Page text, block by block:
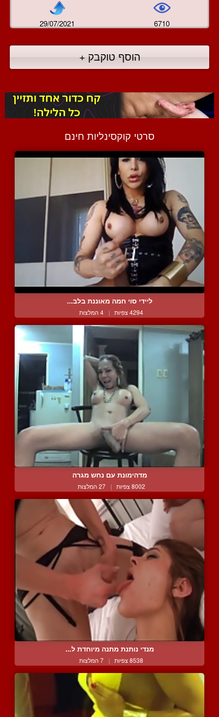
29/07/2021 6710
הוסף טוקבק +
סרטי קוקסינליות חינם
ליידי סוי חמה מאוננת בלב...
4294 צפיות | 4 המלצות
מדהימונת עם נחש מגרה
8002 צפיות | 27 המלצות
מנדי נותנת מתנה מיוחדת ל...
8538 צפיות | 7 המלצות